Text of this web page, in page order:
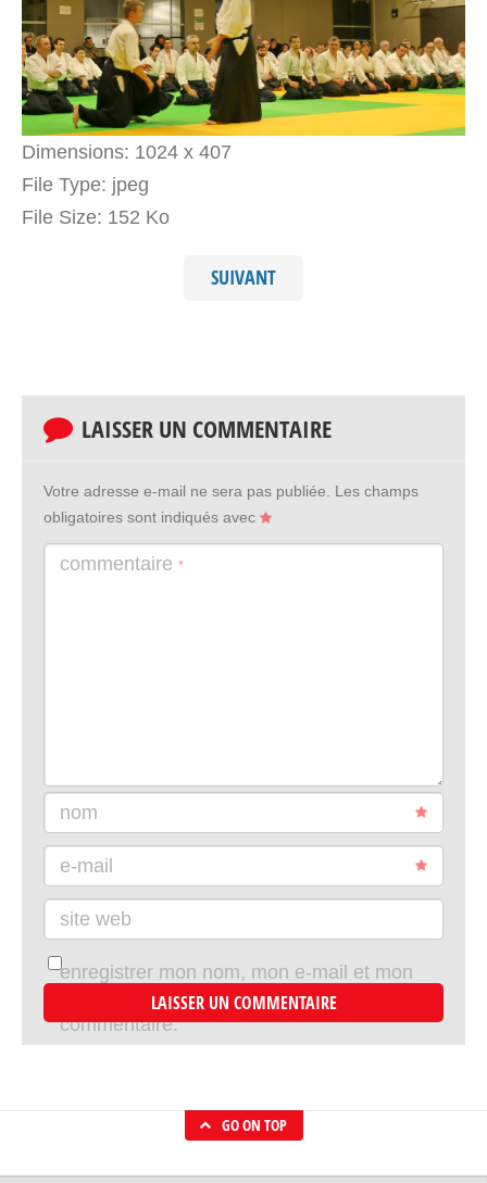
Dimensions: 1024 x 407
File Type: jpeg
File Size: 152 Ko
SUIVANT
LAISSER UN COMMENTAIRE
Votre adresse e-mail ne sera pas publiée.
Les champs
obligatoires sont indiqués avec
commentaire *
nom
e-mail
site web
enregistrer mon nom, mon e-mail et mon
site dans le navigateur pour mon prochain
commentaire.
GO ON TOP